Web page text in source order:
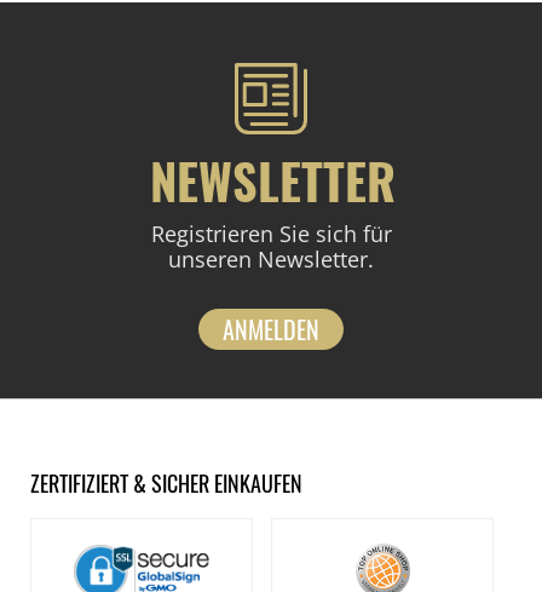
NEWSLETTER
Registrieren Sie sich für
unseren Newsletter.
ANMELDEN
ZERTIFIZIERT & SICHER EINKAUFEN